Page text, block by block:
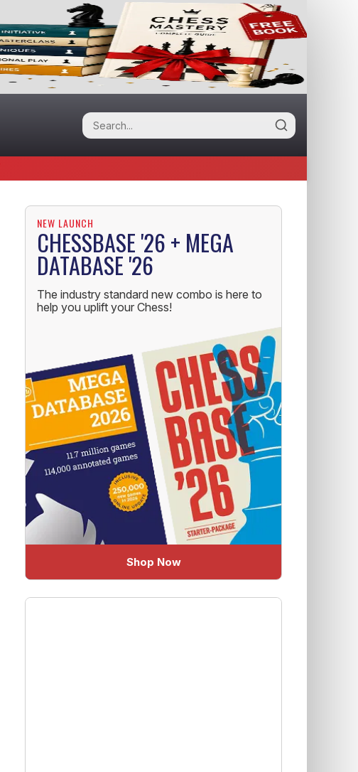
NEW LAUNCH
CHESSBASE '26 + MEGA
DATABASE '26
The industry standard new combo is here to
help you uplift your Chess!
Shop Now